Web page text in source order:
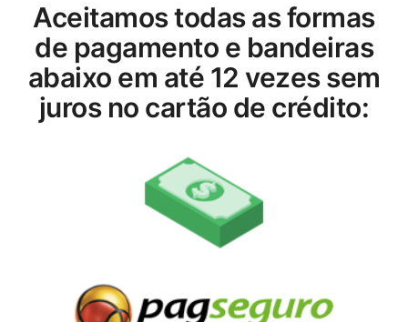
Aceitamos todas as formas
de pagamento e bandeiras
abaixo em até 12 vezes sem
juros no cartão de crédito: